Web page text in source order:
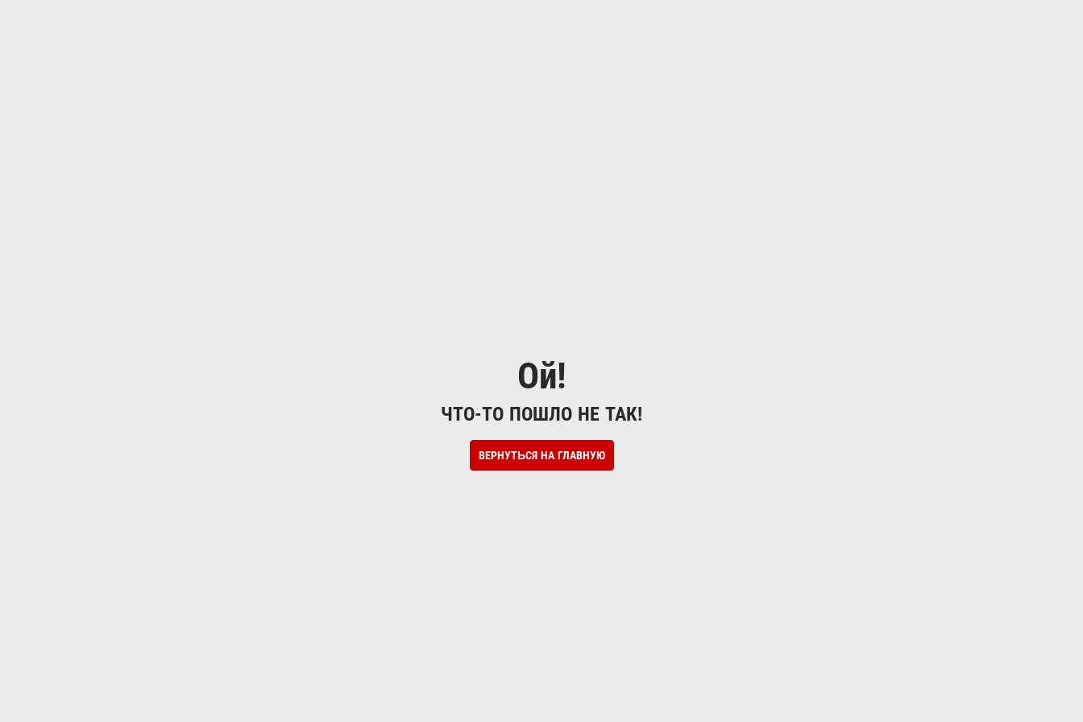
Ой!
ЧТО-ТО ПОШЛО НЕ ТАК!
ВЕРНУТЬСЯ НА ГЛАВНУЮ